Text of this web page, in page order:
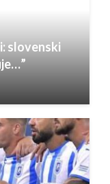
slovenski